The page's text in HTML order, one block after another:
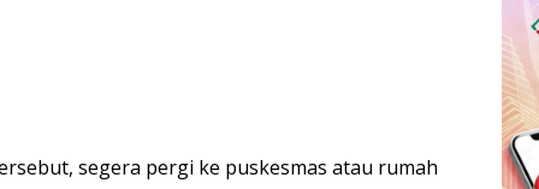
segera pergi ke puskesmas atau rumah